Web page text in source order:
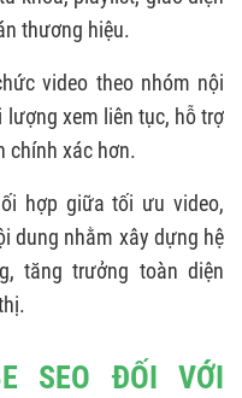
thương hiệu.
video theo nhóm nội
xem liên tục, hỗ trợ
chính xác hơn.
hợp giữa tối ưu video,
dung nhằm xây dựng hệ
tăng trưởng toàn diện
SEO ĐỐI VỚI